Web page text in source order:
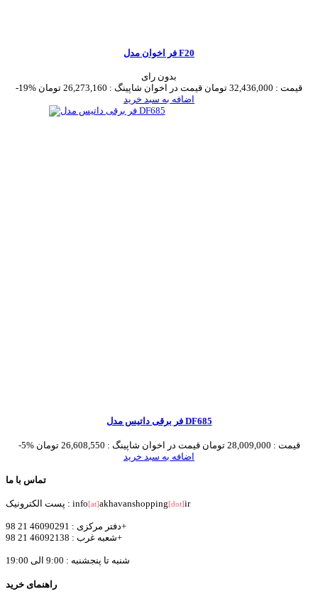
فر اخوان مدل F20
بدون رای
-19%
قیمت : 32,436,000 تومان قیمت در اخوان شاپینگ : 26,273,160 تومان
اضافه به سبد خرید
فر برقی داتیس مدل DF685
-5% قیمت : 28,009,000 تومان قیمت در اخوان شاپینگ : 26,608,550 تومان
اضافه به سبد خرید
تماس با ما
پست الکترونیک : info[at]akhavanshopping[dot]ir
دفتر مرکزی : 46090291 21 98+
شعبه غرب : 46092138 21 98+
شنبه تا پنجشنبه : 9:00 الی 19:00
راهنمای خرید